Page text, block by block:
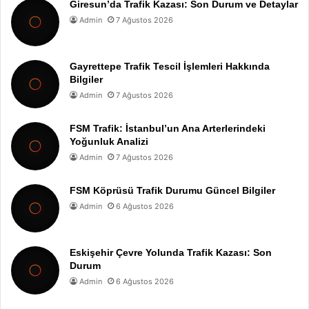
Giresun’da Trafik Kazası: Son Durum ve Detaylar
Admin 7 Ağustos 2026
Gayrettepe Trafik Tescil İşlemleri Hakkında
Bilgiler
Admin 7 Ağustos 2026
FSM Trafik: İstanbul’un Ana Arterlerindeki
Yoğunluk Analizi
Admin 7 Ağustos 2026
FSM Köprüsü Trafik Durumu Güncel Bilgiler
Admin 6 Ağustos 2026
Eskişehir Çevre Yolunda Trafik Kazası: Son
Durum
Admin 6 Ağustos 2026